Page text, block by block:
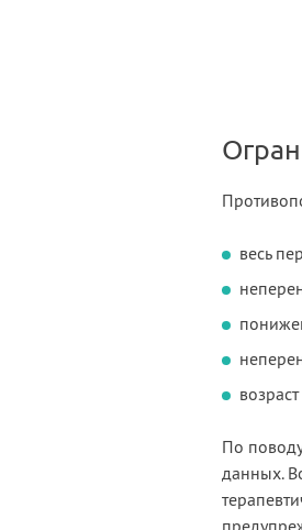
весь
По
данных.